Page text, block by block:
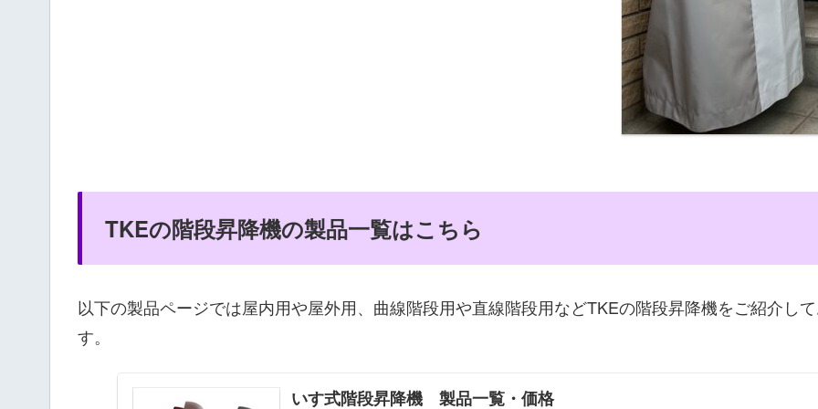
TKEの階段昇降機の製品一覧はこちら
以下の製品ページでは屋内用や屋外用、曲線階段用や直線階段用などTKEの階段昇降機をご紹介し
す。
いす式階段昇降機 製品一覧・価格